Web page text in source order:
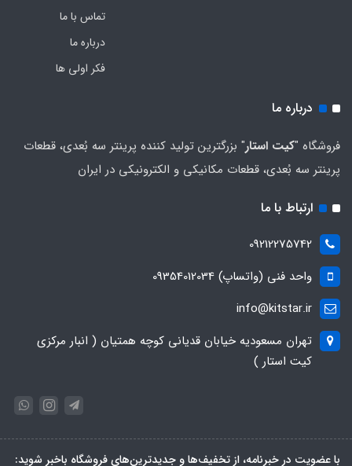
تماس با ما
درباره ما
فکر اولی ها
درباره ما
فروشگاه "کیت استار" بزرگترین تولید کننده پرینتر سه بُعدی، قطعات
پرینتر سه بُعدی، قطعات مکانیکی و الکترونیکی در ایران
ارتباط با ما
09212275742
واحد فنی (واتساپ) 09354012034
info@kitstar.ir
تهران مسعودیه خیابان قدیانی کوچه همتیان ( انبار مرکزی
کیت استار )
با عضویت در خبرنامه، از تخفیف‌ها و جدیدترین‌های فروشگاه باخبر شوید: